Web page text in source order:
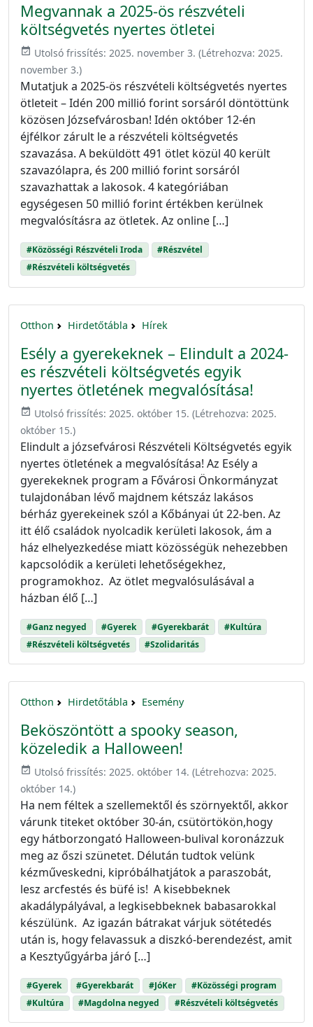
Megvannak a 2025-ös részvételi
költségvetés nyertes ötletei
event_available Utolsó frissítés: 2025. november 3. (Létrehozva: 2025.
november 3.)
Mutatjuk a 2025-ös részvételi költségvetés nyertes
ötleteit – Idén 200 millió forint sorsáról döntöttünk
közösen Józsefvárosban! Idén október 12-én
éjfélkor zárult le a részvételi költségvetés
szavazása. A beküldött 491 ötlet közül 40 került
szavazólapra, és 200 millió forint sorsáról
szavazhattak a lakosok. 4 kategóriában
egységesen 50 millió forint értékben kerülnek
megvalósításra az ötletek. Az online […]
#Közösségi Részvételi Iroda
#Részvétel
#Részvételi költségvetés
Otthon Hirdetőtábla Hírek
Esély a gyerekeknek – Elindult a 2024-
es részvételi költségvetés egyik
nyertes ötletének megvalósítása!
event_available Utolsó frissítés: 2025. október 15. (Létrehozva: 2025.
október 15.)
Elindult a józsefvárosi Részvételi Költségvetés egyik
nyertes ötletének a megvalósítása! Az Esély a
gyerekeknek program a Fővárosi Önkormányzat
tulajdonában lévő majdnem kétszáz lakásos
bérház gyerekeinek szól a Kőbányai út 22-ben. Az
itt élő családok nyolcadik kerületi lakosok, ám a
ház elhelyezkedése miatt közösségük nehezebben
kapcsolódik a kerületi lehetőségekhez,
programokhoz. Az ötlet megvalósulásával a
házban élő […]
#Ganz negyed #Gyerek #Gyerekbarát
#Kultúra
#Részvételi költségvetés
#Szolidaritás
Otthon Hirdetőtábla Esemény
Beköszöntött a spooky season,
közeledik a Halloween!
event_available Utolsó frissítés: 2025. október 14. (Létrehozva: 2025.
október 14.)
Ha nem féltek a szellemektől és szörnyektől, akkor
várunk titeket október 30-án, csütörtökön,hogy
egy hátborzongató Halloween-bulival koronázzuk
meg az őszi szünetet. Délután tudtok velünk
kézműveskedni, kipróbálhatjátok a paraszobát,
lesz arcfestés és büfé is! A kisebbeknek
akadálypályával, a legkisebbeknek babasarokkal
készülünk. Az igazán bátrakat várjuk sötétedés
után is, hogy felavassuk a diszkó-berendezést, amit
a Kesztyűgyárba járó […]
#Gyerek #Gyerekbarát #JóKer
#Közösségi program
#Kultúra
#Magdolna negyed #Részvételi költségvetés